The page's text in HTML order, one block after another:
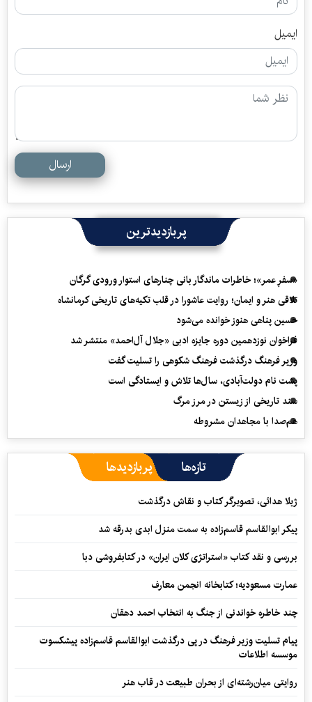
ایمیل
ارسال
پربازدیدترین
«سفرِ عمر»؛ خاطرات ماندگار بانی چنارهای استوار ورودی گرگان
تلاقی هنر و ایمان؛ روایت عاشورا در قلب تکیه‌های تاریخی کرمانشاه
حسین پناهی هنوز خوانده می‌شود
فراخوان نوزدهمین دوره جایزه ادبی «جلال آل‌احمد» منتشر شد
وزیر فرهنگ درگذشت فرهنگ شکوهی را تسلیت گفت
پشت نام دولت‌آبادی، سال‌ها تلاش و ایستادگی است
سند تاریخی از زیستن در مرز مرگ
هم‌صدا با مجاهدان مشروطه
تازه‌ها پربازدیدها
ژیلا هدائی، تصویرگر کتاب و نقاش درگذشت
پیکر ابوالقاسم قاسم‌زاده به سمت منزل ابدی بدرقه شد
بررسی و نقد کتاب «استراتژی کلان ایران» در کتابفروشی دبا
عمارت مسعودیه؛ کتابخانه انجمن معارف
چند خاطره خواندنی از جنگ به انتخاب احمد دهقان
پیام تسلیت وزیر فرهنگ در پی درگذشت ابوالقاسم قاسم‌زاده پیشکسوت
موسسه اطلاعات
روایتی میان‌رشته‌ای از بحران طبیعت در قاب هنر